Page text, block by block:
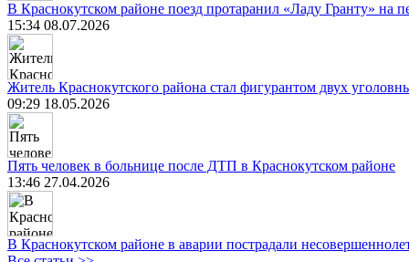
В Краснокутском районе поезд протаранил «Ладу Гранту» на
15:34 08.07.2026
Житель Краснокутского района стал фигурантом двух
09:29 18.05.2026
Пять человек в больнице после ДТП в Краснокутском районе
13:46 27.04.2026
В Краснокутском районе в аварии пострадали